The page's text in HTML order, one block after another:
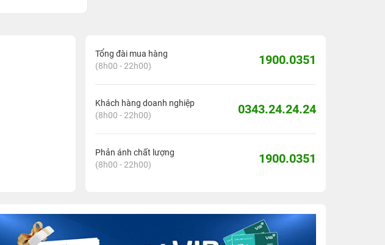
Tổng đài mua hàng
(8h00 - 22h00)
1900.0351
Khách hàng doanh nghiệp
(8h00 - 22h00)
0343.24.24.24
Phản ánh chất lượng
(8h00 - 22h00)
1900.0351